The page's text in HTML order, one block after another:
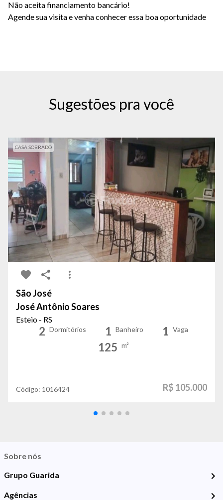
Não aceita financiamento bancário!
Agende sua visita e venha conhecer essa boa oportunidade
Sugestões pra você
CASA SOBRADO
São José
José Antônio Soares
Esteio - RS
2 Dormitórios 1 Banheiro 1 Vaga
125 m²
Código: 1016424 R$ 105.000
Sobre nós
Grupo Guarida
Agências